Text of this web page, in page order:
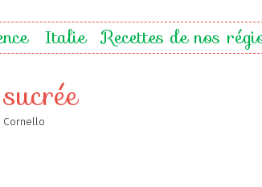
Italie Recettes de nos
Cornello